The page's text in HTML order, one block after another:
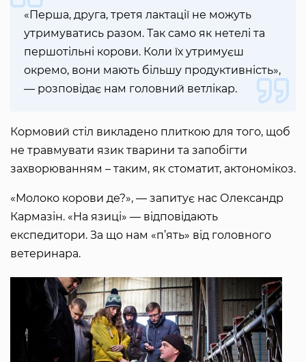
«Перша, друга, третя лактації не можуть
утримуватись разом. Так само як нетелі та
першотільні корови. Коли їх утримуєш
окремо, вони мають більшу продуктивність»,
— розповідає нам головний ветлікар.
Кормовий стіл викладено плиткою для того, щоб
не травмувати язик тварини та запобігти
захворюванням – таким, як стоматит, актономікоз.
«Молоко корови де?», — запитує нас Олександр
Кармазін. «На язиці» — відповідають
експедитори. За що нам «п’ять» від головного
ветеринара.